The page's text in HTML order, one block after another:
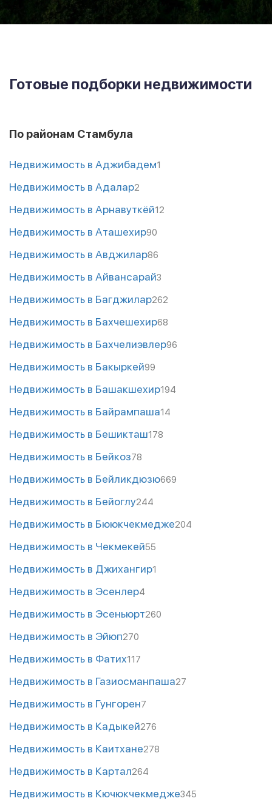
Готовые подборки недвижимости
По районам Стамбула
Недвижимость в Аджибадем1
Недвижимость в Адалар2
Недвижимость в Арнавуткёй12
Недвижимость в Аташехир90
Недвижимость в Авджилар86
Недвижимость в Айвансарай3
Недвижимость в Багджилар262
Недвижимость в Бахчешехир68
Недвижимость в Бахчелиэвлер96
Недвижимость в Бакыркей99
Недвижимость в Башакшехир194
Недвижимость в Байрампаша14
Недвижимость в Бешикташ178
Недвижимость в Бейкоз78
Недвижимость в Бейликдюзю669
Недвижимость в Бейоглу244
Недвижимость в Бююкчекмедже204
Недвижимость в Чекмекей55
Недвижимость в Джихангир1
Недвижимость в Эсенлер4
Недвижимость в Эсеньюрт260
Недвижимость в Эйюп270
Недвижимость в Фатих117
Недвижимость в Газиосманпаша27
Недвижимость в Гунгорен7
Недвижимость в Кадыкей276
Недвижимость в Каитхане278
Недвижимость в Картал264
Недвижимость в Кючюкчекмедже345